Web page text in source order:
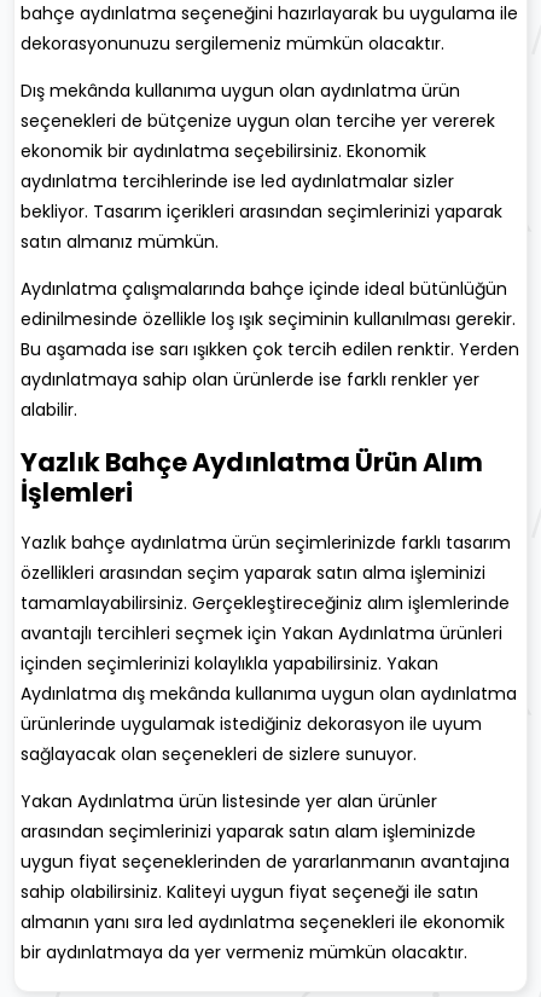
bahçe aydınlatma seçeneğini hazırlayarak bu uygulama ile
dekorasyonunuzu sergilemeniz mümkün olacaktır.
Dış mekânda kullanıma uygun olan aydınlatma ürün
seçenekleri de bütçenize uygun olan tercihe yer vererek
ekonomik bir aydınlatma seçebilirsiniz. Ekonomik
aydınlatma tercihlerinde ise led aydınlatmalar sizler
bekliyor. Tasarım içerikleri arasından seçimlerinizi yaparak
satın almanız mümkün.
Aydınlatma çalışmalarında bahçe içinde ideal bütünlüğün
edinilmesinde özellikle loş ışık seçiminin kullanılması gerekir.
Bu aşamada ise sarı ışıkken çok tercih edilen renktir. Yerden
aydınlatmaya sahip olan ürünlerde ise farklı renkler yer
alabilir.
Yazlık Bahçe Aydınlatma Ürün Alım
İşlemleri
Yazlık bahçe aydınlatma ürün seçimlerinizde farklı tasarım
özellikleri arasından seçim yaparak satın alma işleminizi
tamamlayabilirsiniz. Gerçekleştireceğiniz alım işlemlerinde
avantajlı tercihleri seçmek için Yakan Aydınlatma ürünleri
içinden seçimlerinizi kolaylıkla yapabilirsiniz. Yakan
Aydınlatma dış mekânda kullanıma uygun olan aydınlatma
ürünlerinde uygulamak istediğiniz dekorasyon ile uyum
sağlayacak olan seçenekleri de sizlere sunuyor.
Yakan Aydınlatma ürün listesinde yer alan ürünler
arasından seçimlerinizi yaparak satın alam işleminizde
uygun fiyat seçeneklerinden de yararlanmanın avantajına
sahip olabilirsiniz. Kaliteyi uygun fiyat seçeneği ile satın
almanın yanı sıra led aydınlatma seçenekleri ile ekonomik
bir aydınlatmaya da yer vermeniz mümkün olacaktır.